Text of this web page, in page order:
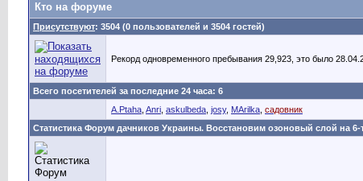
Кто на форуме
Присутствуют: 3504 (0 пользователей и 3504 гостей)
Рекорд одновременного пребывания 29,923, это было
Всего посетителей за последние 24 часа: 6
A.Ptaha Anri askulbeda josy, MArilka садовник
Статистика Форум дачников Украины. Восстановим озоновый слой на 6-